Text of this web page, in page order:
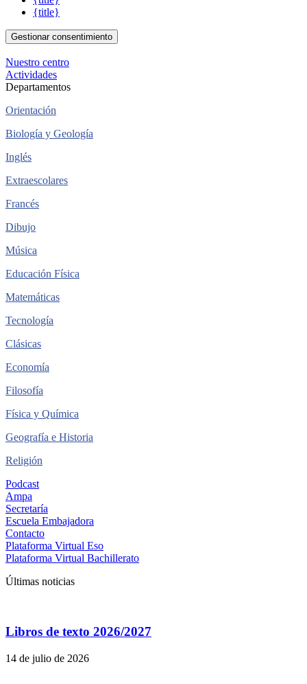
{title}
Gestionar consentimiento
Nuestro centro
Actividades
Departamentos
Orientación
Biología y Geología
Inglés
Extraescolares
Francés
Dibujo
Música
Educación Física
Matemáticas
Tecnología
Clásicas
Economía
Filosofía
Física y Química
Geografía e Historia
Religión
Podcast
Ampa
Secretaría
Escuela Embajadora
Contacto
Plataforma Virtual Eso
Plataforma Virtual Bachillerato
Últimas noticias
Libros de texto 2026/2027
14 de julio de 2026